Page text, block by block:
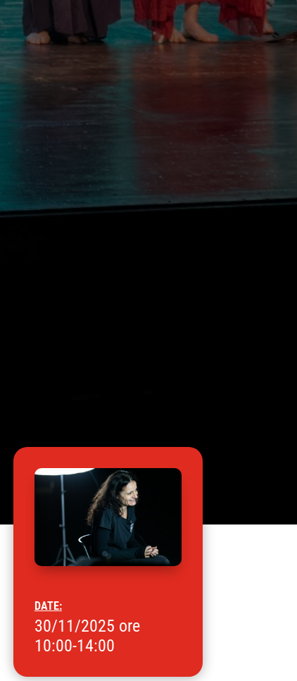
DATE:
30/11/2025 ore
10:00-14:00